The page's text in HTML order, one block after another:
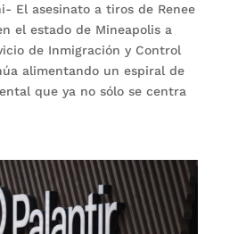
El asesinato a tiros de Renee
el estado de Mineapolis a
de Inmigración y Control
alimentando un espiral de
que ya no sólo se centra